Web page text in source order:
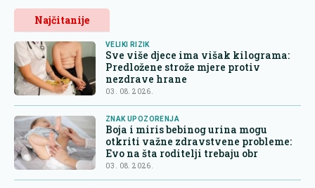
Najčitanije
VELIKI RIZIK
Sve više djece ima višak kilograma:
Predložene strože mjere protiv
nezdrave hrane
03. 08. 2026.
ZNAK UPOZORENJA
Boja i miris bebinog urina mogu
otkriti važne zdravstvene probleme:
Evo na šta roditelji trebaju obr
03. 08. 2026.